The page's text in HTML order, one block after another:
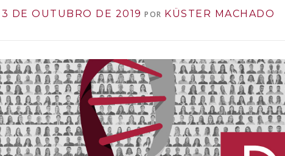
3 DE OUTUBRO DE 2019 POR KÜSTER MACHADO